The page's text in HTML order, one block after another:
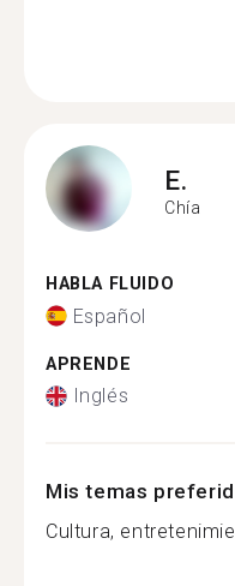
E.
Chía
HABLA FLUIDO
Español
APRENDE
Inglés
Mis temas
Cultura,